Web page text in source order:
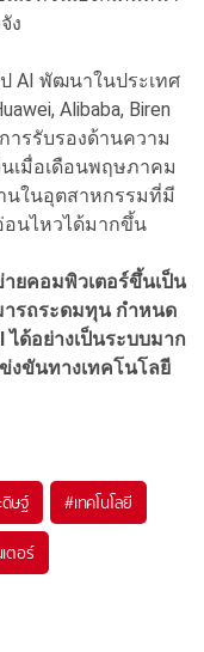
ง
AI พัฒนาในประเทศ
Alibaba, Biren
ารรับรองด้านความ
เมื่อเดือนพฤษภาคม
นในอุตสาหกรรมที่มี
นไหวได้มากขึ้น
ยคอมพิวเตอร์ขึ้นเป็น
ารถระดมทุน กำหนด
ด้อย่างเป็นระบบมาก
งขันทางเทคโนโลยี
ษฐ์ #เทคโนโลยี
ตอร์